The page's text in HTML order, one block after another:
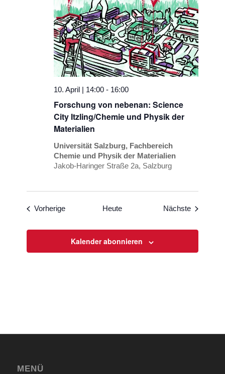
Forschung von nebenan: Science
City Itzling/Chemie und Physik der
Materialien
10. April | 14:00 - 16:00
Universität Salzburg, Fachbereich
Chemie und Physik der Materialien
Jakob-Haringer Straße 2a, Salzburg
VorherigeVeranstaltungen
Heute Nächste
Kalender abonnieren
MENÜ